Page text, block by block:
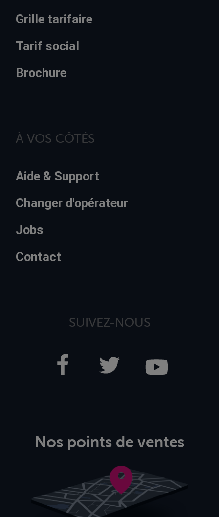
Grille tarifaire
Tarif social
Brochure
À VOS CÔTÉS
Aide & Support
Changer d'opérateur
Jobs
Contact
SUIVEZ-NOUS
Nos points de ventes